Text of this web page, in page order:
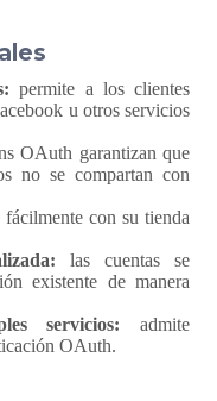
permite a los clientes
u otros servicios
OAuth garantizan que
no se compartan con
fácilmente con su tienda
las cuentas se
existente de manera
servicios: admite
OAuth.